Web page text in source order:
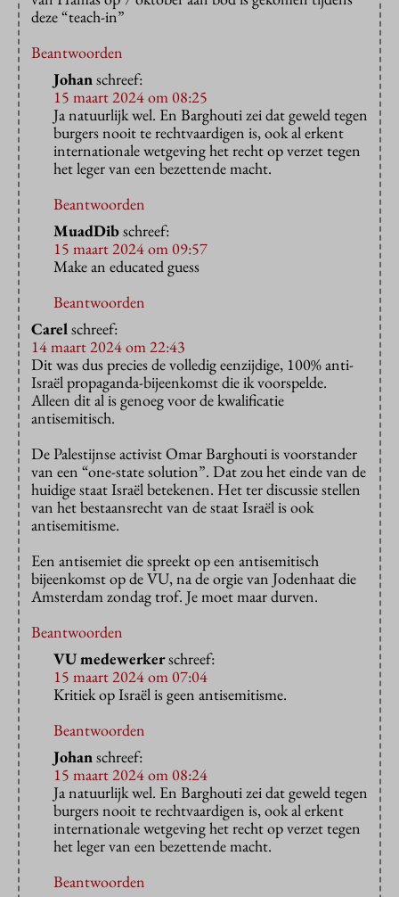
deze “teach-in”
Beantwoorden
Johanschreef:
15 maart 2024 om 08:25
Ja natuurlijk wel. En Barghouti zei dat geweld tegen
burgers nooit te rechtvaardigen is, ook al erkent
internationale wetgeving het recht op verzet tegen
het leger van een bezettende macht.
Beantwoorden
MuadDibschreef:
15 maart 2024 om 09:57
Make an educated guess
Beantwoorden
Carelschreef:
14 maart 2024 om 22:43
Dit was dus precies de volledig eenzijdige, 100% anti-
Israël propaganda-bijeenkomst die ik voorspelde.
Alleen dit al is genoeg voor de kwalificatie
antisemitisch.
De Palestijnse activist Omar Barghouti is voorstander
van een “one-state solution”. Dat zou het einde van de
huidige staat Israël betekenen. Het ter discussie stellen
van het bestaansrecht van de staat Israël is ook
antisemitisme.
Een antisemiet die spreekt op een antisemitisch
bijeenkomst op de VU, na de orgie van Jodenhaat die
Amsterdam zondag trof. Je moet maar durven.
Beantwoorden
VU medewerkerschreef:
15 maart 2024 om 07:04
Kritiek op Israël is geen antisemitisme.
Beantwoorden
Johanschreef:
15 maart 2024 om 08:24
Ja natuurlijk wel. En Barghouti zei dat geweld tegen
burgers nooit te rechtvaardigen is, ook al erkent
internationale wetgeving het recht op verzet tegen
het leger van een bezettende macht.
Beantwoorden